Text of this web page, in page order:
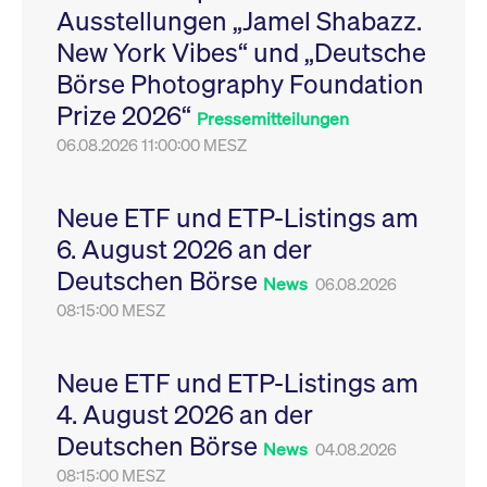
Ausstellungen „Jamel Shabazz.
New York Vibes“ und „Deutsche
Börse Photography Foundation
Prize 2026“ Pressemitteilungen
06.08.2026 11:00:00 MESZ
Neue ETF und ETP-Listings am
6. August 2026 an der
Deutschen Börse News 06.08.2026
08:15:00 MESZ
Neue ETF und ETP-Listings am
4. August 2026 an der
Deutschen Börse News 04.08.2026
08:15:00 MESZ
Leistung der Website
zu messen. Es handelt
sich um ein Muster-
Cookie, bei dem auf
das Präfix _pk_ses
eine kurze Reihe von
VISITOR_PRIVACY_METADATA
YouTube
.youtube.com
6
Monate
Dieses Cookie dient
Speicherung der
Einwilligungs- und
des Nutzers für ihre
Interaktion mit der
Sitzungen geehrt